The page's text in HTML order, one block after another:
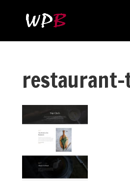
restaurant-